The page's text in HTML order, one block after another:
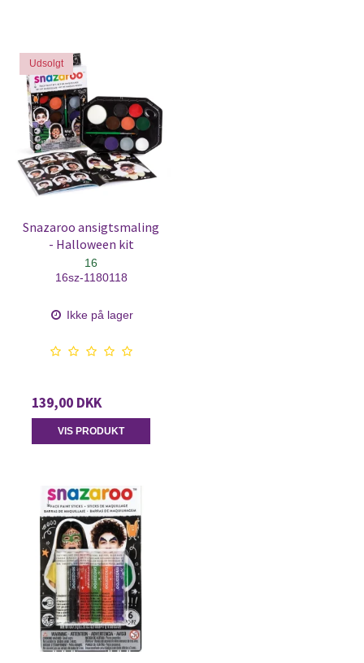
Udsolgt
Snazaroo ansigtsmaling
- Halloween kit
16
16sz-1180118
Ikke på lager
139,00 DKK
VIS PRODUKT